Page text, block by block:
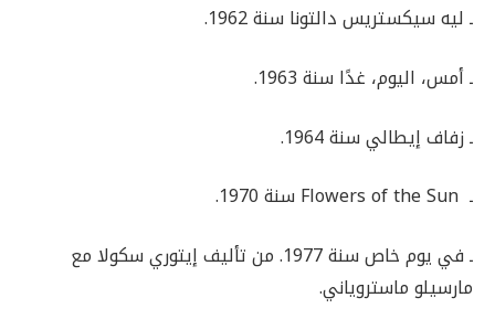
ـ ليه سيكستريس دالتونا سنة 1962.
ـ أمس، اليوم، غدًا سنة 1963.
ـ زفاف إيطالي سنة 1964.
ـ Flowers of the Sun سنة 1970.
ـ في يوم خاص سنة 1977. من تأليف إيتوري سكولا مع
مارسيلو ماستروياني.